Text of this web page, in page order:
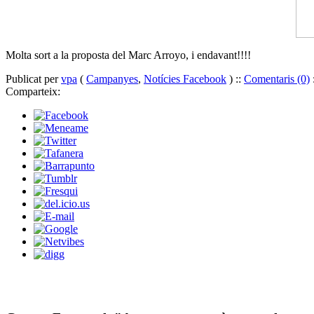
Molta sort a la proposta del Marc Arroyo, i endavant!!!!
Publicat pervpa ( Campanyes, Notícies Facebook ) :: Comentaris (0)
Comparteix: